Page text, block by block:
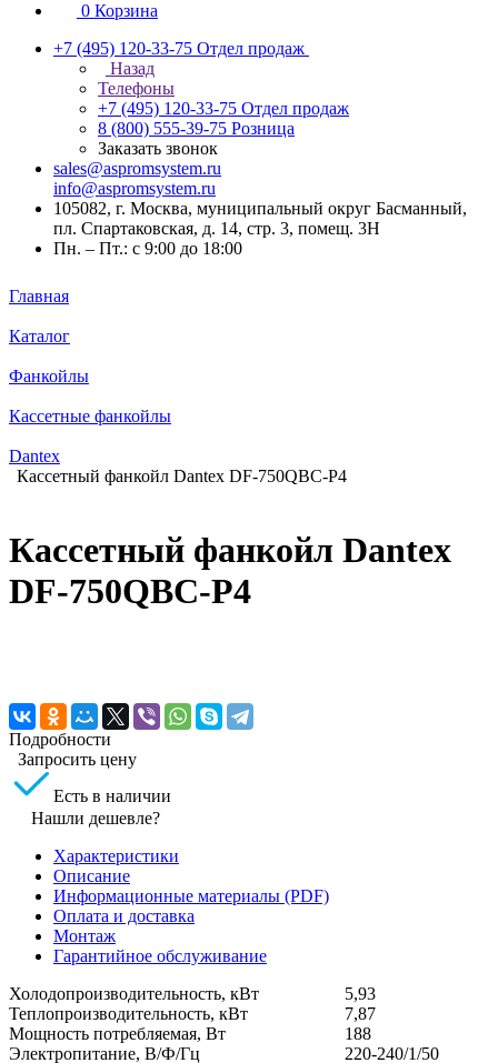
0 Корзина
+7 (495) 120-33-75 Отдел продаж
Назад
Телефоны
+7 (495) 120-33-75 Отдел продаж
8 (800) 555-39-75 Розница
Заказать звонок
sales@aspromsystem.ru
info@aspromsystem.ru
105082, г. Москва, муниципальный округ Басманный,
пл. Спартаковская, д. 14, стр. 3, помещ. 3Н
Пн. – Пт.: с 9:00 до 18:00
Главная
Каталог
Фанкойлы
Кассетные фанкойлы
Dantex
Кассетный фанкойл Dantex DF-750QBC-P4
Кассетный фанкойл Dantex
DF-750QBC-P4
Подробности
Запросить цену
Есть в наличии
Нашли дешевле?
Характеристики
Описание
Информационные материалы (PDF)
Оплата и доставка
Монтаж
Гарантийное обслуживание
Холодопроизводительность, кВт
5,93
Теплопроизводительность, кВт
7,87
Мощность потребляемая, Вт
188
Электропитание, В/Ф/Гц
220-240/1/50